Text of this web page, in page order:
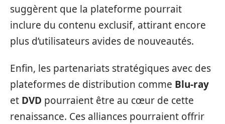
suggèrent que la plateforme pourrait
inclure du contenu exclusif, attirant encore
plus d’utilisateurs avides de nouveautés.
Enfin, les partenariats stratégiques avec des
plateformes de distribution comme Blu-ray
et DVD pourraient être au cœur de cette
renaissance. Ces alliances pourraient offrir